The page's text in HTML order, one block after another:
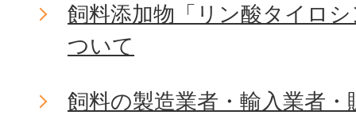
飼料添加物「リン酸タイロ
ついて
飼料の製造業者・輸入業者